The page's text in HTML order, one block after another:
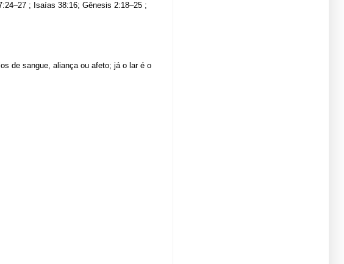
; Isaías 38:16; Gênesis 2:18–25 ;
de sangue, aliança ou afeto; já o lar é o